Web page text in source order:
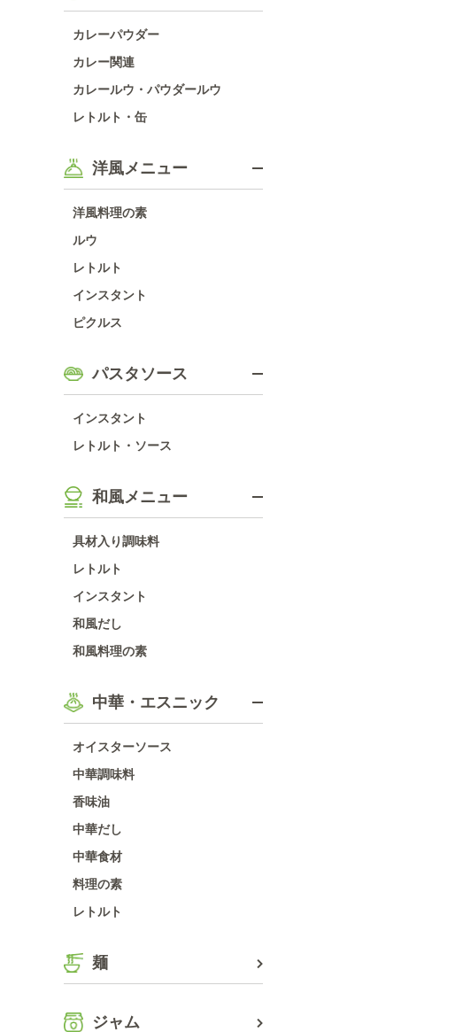
カレーパウダー
カレー関連
カレールウ・パウダールウ
レトルト・缶
洋風メニュー
洋風料理の素
ルウ
レトルト
インスタント
ピクルス
パスタソース
インスタント
レトルト・ソース
和風メニュー
具材入り調味料
レトルト
インスタント
和風だし
和風料理の素
中華・エスニック
オイスターソース
中華調味料
香味油
中華だし
中華食材
料理の素
レトルト
麺
ジャム